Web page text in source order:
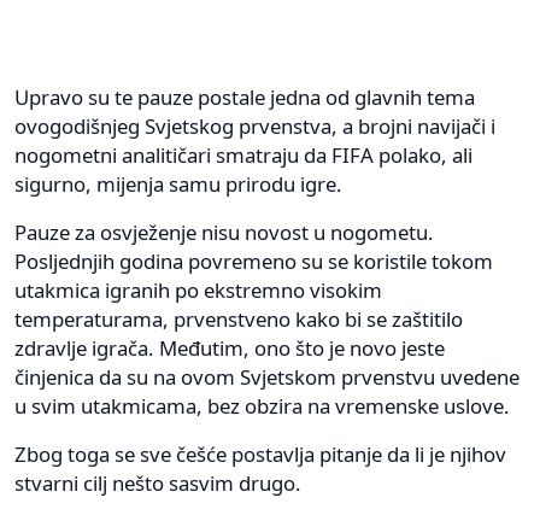
Upravo su te pauze postale jedna od glavnih tema
ovogodišnjeg Svjetskog prvenstva, a brojni navijači i
nogometni analitičari smatraju da FIFA polako, ali
sigurno, mijenja samu prirodu igre.
Pauze za osvježenje nisu novost u nogometu.
Posljednjih godina povremeno su se koristile tokom
utakmica igranih po ekstremno visokim
temperaturama, prvenstveno kako bi se zaštitilo
zdravlje igrača. Međutim, ono što je novo jeste
činjenica da su na ovom Svjetskom prvenstvu uvedene
u svim utakmicama, bez obzira na vremenske uslove.
Zbog toga se sve češće postavlja pitanje da li je njihov
stvarni cilj nešto sasvim drugo.